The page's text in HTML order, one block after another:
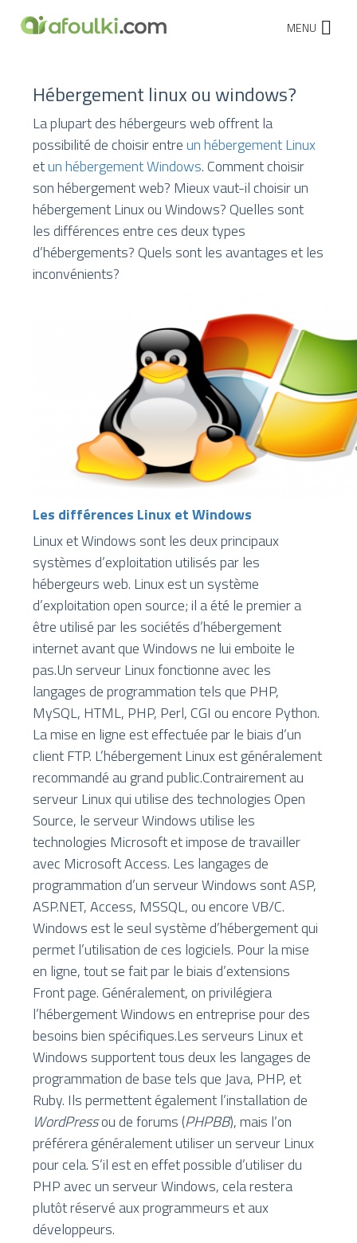
MENU
Hébergement linux ou windows?
La plupart des hébergeurs web offrent la
possibilité de choisir entreun hébergement Linux
etun hébergement Windows. Comment choisir
son hébergement web? Mieux vaut-il choisir un
hébergement Linux ou Windows? Quelles sont
les différences entre ces deux types
d’hébergements? Quels sont les avantages et les
inconvénients?
Les différences Linux et Windows
Linux et Windows sont les deux principaux
systèmes d’exploitation utilisés par les
hébergeurs web. Linux est un système
d’exploitation open source; il a été le premier a
être utilisé par les sociétés d’hébergement
internet avant que Windows ne lui emboite le
pas.Un serveur Linux fonctionne avec les
langages de programmation tels que PHP,
MySQL, HTML, PHP, Perl, CGI ou encore Python.
La mise en ligne est effectuée par le biais d’un
client FTP. L’hébergement Linux est généralement
recommandé au grand public.Contrairement au
serveur Linux qui utilise des technologies Open
Source, le serveur Windows utilise les
technologies Microsoft et impose de travailler
avec Microsoft Access. Les langages de
programmation d’un serveur Windows sont ASP,
ASP.NET, Access, MSSQL, ou encore VB/C.
Windows est le seul système d’hébergement qui
permet l’utilisation de ces logiciels. Pour la mise
en ligne, tout se fait par le biais d’extensions
Front page. Généralement, on privilégiera
l’hébergement Windows en entreprise pour des
besoins bien spécifiques.Les serveurs Linux et
Windows supportent tous deux les langages de
programmation de base tels que Java, PHP, et
Ruby. Ils permettent également l’installation de
WordPressou de forums (PHPBB), mais l’on
préférera généralement utiliser un serveur Linux
pour cela. S’il est en effet possible d’utiliser du
PHP avec un serveur Windows, cela restera
plutôt réservé aux programmeurs et aux
développeurs.